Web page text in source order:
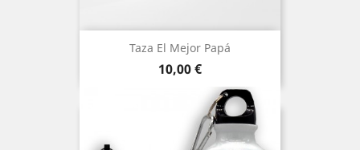
Taza El Mejor Papá
Precio
10,00 €